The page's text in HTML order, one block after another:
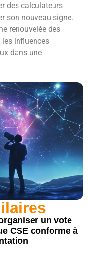
des calculateurs
son nouveau signe.
renouvelée des
influences
dans une
un vote
CSE conforme à